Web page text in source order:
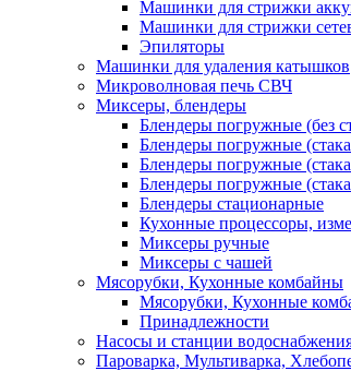
Машинки для стрижки
Машинки для стрижки
Эпиляторы
Машинки для удаления катышков
Микроволновая печь СВЧ
Миксеры, блендеры
Блендеры погружные (без
Блендеры погружные
Блендеры погружные
Блендеры погружные
Блендеры стационарные
Кухонные процессоры,
Миксеры ручные
Миксеры с чашей
Мясорубки, Кухонные комбайны
Мясорубки, Кухонные
Принадлежности
Насосы и станции
Пароварка, Мультиварка,